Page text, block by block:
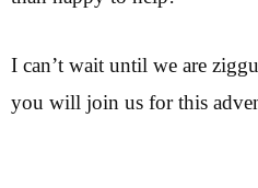
I can’t wait until we are
you will join us for this